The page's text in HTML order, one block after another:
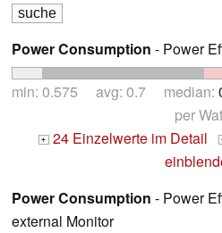
Power Consumption - Power
min: 0.575 avg: 0.7 median:
per
+ 24 Einzelwerte im Detail
Power Consumption - Power
external Monitor